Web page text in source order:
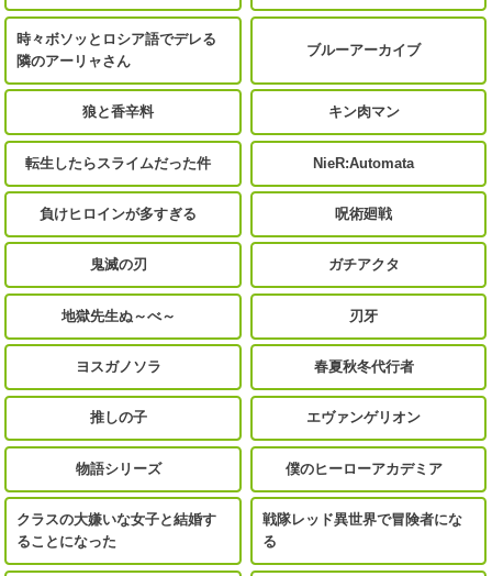
時々ボソッとロシア語でデレる
隣のアーリャさん
ブルーアーカイブ
狼と香辛料 キン肉マン
転生したらスライムだった件 NieR:Automata
負けヒロインが多すぎる 呪術廻戦
鬼滅の刃 ガチアクタ
地獄先生ぬ～べ～ 刃牙
ヨスガノソラ 春夏秋冬代行者
推しの子 エヴァンゲリオン
物語シリーズ 僕のヒーローアカデミア
クラスの大嫌いな女子と結婚す
ることになった
戦隊レッド異世界で冒険者にな
る